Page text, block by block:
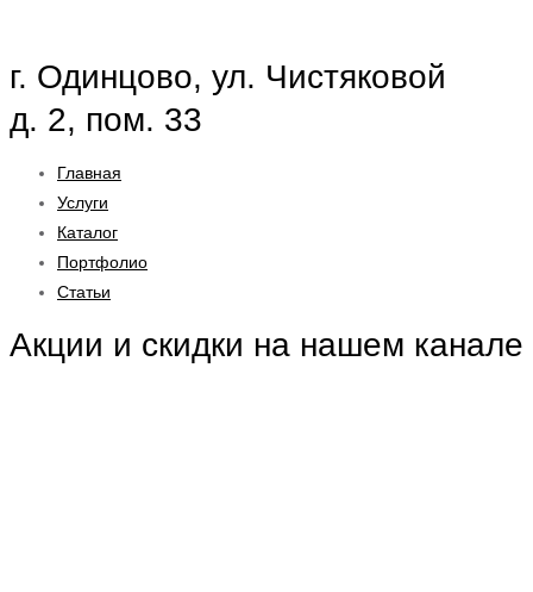
г. Одинцово, ул. Чистяковой
д. 2, пом. 33
Главная
Услуги
Каталог
Портфолио
Статьи
Акции и скидки на нашем канале